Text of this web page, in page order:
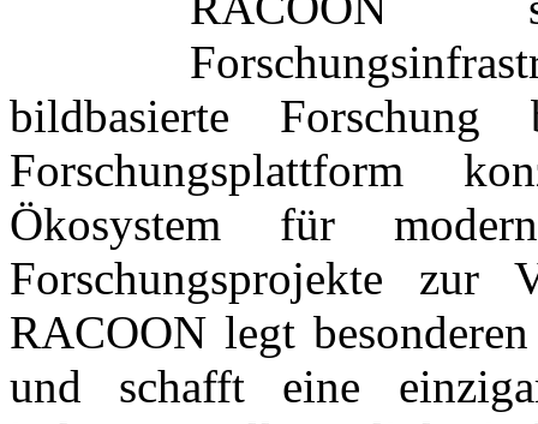
bildbasierte
Forschungsplattform
Ökosystem für
Forschungsprojekte zur
RACOON legt
und schafft eine